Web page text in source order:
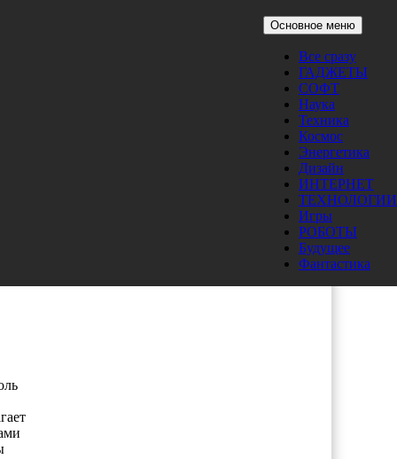
Основное меню
Все сразу
ГАДЖЕТЫ
СОФТ
Наука
Техника
Космос
Энергетика
Дизайн
ИНТЕРНЕТ
ТЕХНОЛОГИИ
Игры
РОБОТЫ
Будущее
Фантастика